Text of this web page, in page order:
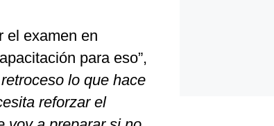
el examen en
para eso”,
retroceso lo que hace
reforzar el